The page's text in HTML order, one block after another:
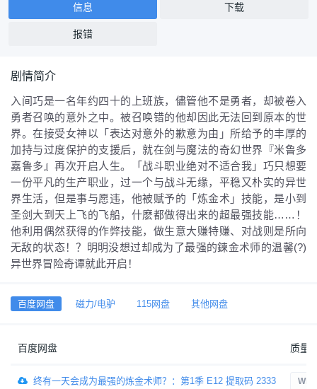
信息 下载
报错
剧情简介
入间巧是一名年约四十的上班族，儘管他不是勇者，却被卷入
勇者召唤的意外之中。被召唤错的他却因此无法回到原本的世
界。在接受女神以「表达对意外的歉意为由」所给予的丰厚的
加持与过度保护的支援后，就在剑与魔法的奇幻世界『米鲁多
嘉鲁多』再次开启人生。「战斗职业绝对不适合我」巧只想要
一份平凡的生产职业，过一个与战斗无缘，平稳又朴实的异世
界生活，但是事与愿违，他被赋予的「炼金术」技能，是小到
圣剑大到天上飞的飞船，什麽都做得出来的超最强技能……！
他利用偶然获得的作弊技能，做生意大赚特赚、对战则是所向
无敌的状态！？明明没想过却成为了最强的鍊金术师的温馨(?)
异世界冒险奇谭就此开启！
百度网盘 磁力/电驴 115网盘 其他网盘
百度网盘 质量
终有一天会成为最强的炼金术师？：第1季 E12 提取码 2333